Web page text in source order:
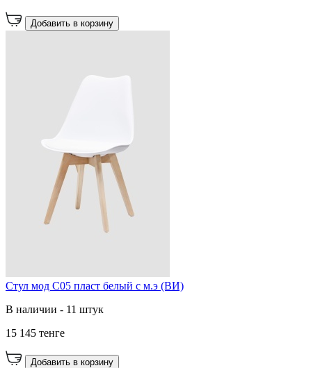
Добавить в корзину
Стул мод C05 пласт белый с м.э (ВИ)
В наличии - 11 штук
15 145 тенге
Добавить в корзину